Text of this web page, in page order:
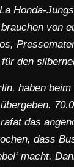
Honda-
von
den
haben
das
dass
macht.